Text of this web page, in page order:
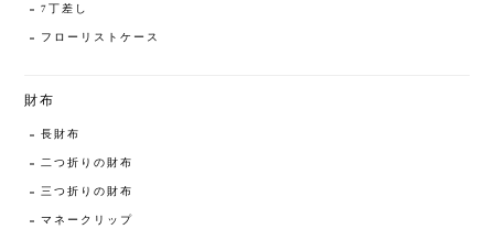
7丁差し
フローリストケース
財布
長財布
二つ折りの財布
三つ折りの財布
マネークリップ